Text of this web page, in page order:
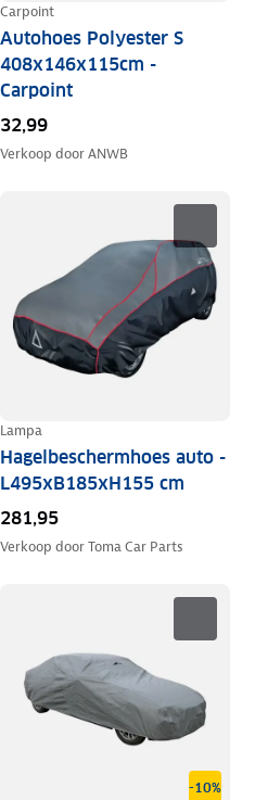
Carpoint
Autohoes Polyester S
408x146x115cm -
Carpoint
32,99
Verkoop doorANWB
Lampa
Hagelbeschermhoes auto -
L495xB185xH155 cm
281,95
Verkoop doorToma Car Parts
-10%